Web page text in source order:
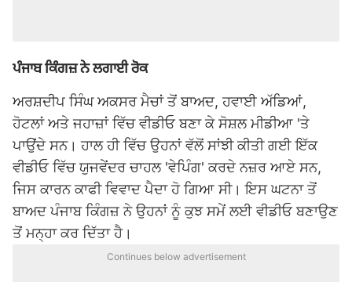
ਪੰਜਾਬ ਕਿੰਗਜ਼ ਨੇ ਲਗਾਈ ਰੋਕ
ਅਰਸ਼ਦੀਪ ਸਿੰਘਅਕਸਰ ਮੈਚਾਂ ਤੋਂ ਬਾਅਦ, ਹਵਾਈ ਅੱਡਿਆਂ,
ਹੋਟਲਾਂ ਅਤੇ ਜਹਾਜ਼ਾਂ ਵਿੱਚ ਵੀਡੀਓ ਬਣਾ ਕੇ ਸੋਸ਼ਲ ਮੀਡੀਆ 'ਤੇ
ਪਾਉਂਦੇ ਸਨ। ਹਾਲ ਹੀ ਵਿੱਚ ਉਹਨਾਂ ਵੱਲੋਂ ਸਾਂਝੀ ਕੀਤੀ ਗਈ ਇੱਕ
ਵੀਡੀਓ ਵਿੱਚ ਯੁਜਵੇਂਦਰ ਚਾਹਲ 'ਵੇਪਿੰਗ' ਕਰਦੇ ਨਜ਼ਰ ਆਏ ਸਨ,
ਜਿਸ ਕਾਰਨ ਕਾਫੀ ਵਿਵਾਦ ਪੈਦਾ ਹੋ ਗਿਆ ਸੀ। ਇਸ ਘਟਨਾ ਤੋਂ
ਬਾਅਦਪੰਜਾਬ ਕਿੰਗਜ਼ਨੇ ਉਹਨਾਂ ਨੂੰ ਕੁਝ ਸਮੇਂ ਲਈ ਵੀਡੀਓ ਬਣਾਉਣ
ਤੋਂ ਮਨ੍ਹਾ ਕਰ ਦਿੱਤਾ ਹੈ।
Continues below advertisement